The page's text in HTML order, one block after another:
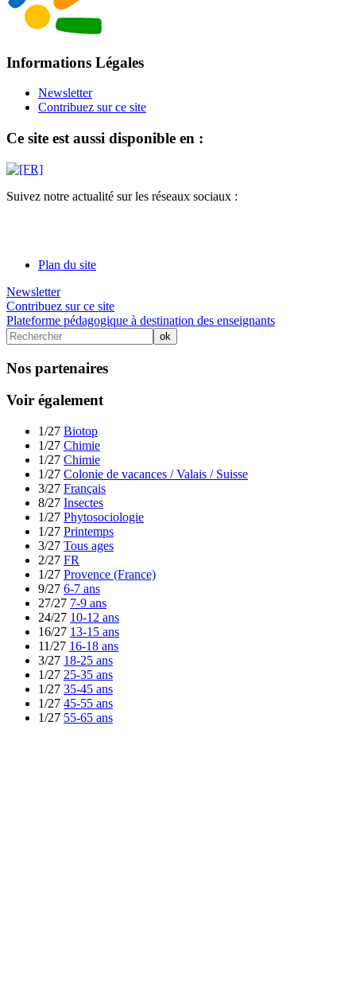
Informations Légales
Newsletter
Contribuez sur ce site
Ce site est aussi disponible en :
Suivez notre actualité sur les réseaux sociaux :
Plan du site
Newsletter
Contribuez sur ce site
Plateforme pédagogique à destination des enseignants
Nos partenaires
Voir également
1/27 Biotop
1/27 Chimie
1/27 Chimie
1/27 Colonie de vacances / Valais / Suisse
3/27 Français
8/27 Insectes
1/27 Phytosociologie
1/27 Printemps
3/27 Tous ages
2/27 FR
1/27 Provence (France)
9/27 6-7 ans
27/27 7-9 ans
24/27 10-12 ans
16/27 13-15 ans
11/27 16-18 ans
3/27 18-25 ans
1/27 25-35 ans
1/27 35-45 ans
1/27 45-55 ans
1/27 55-65 ans